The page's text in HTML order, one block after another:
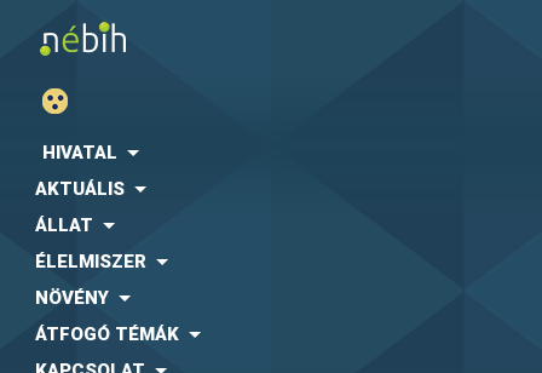
HIVATAL
AKTUÁLIS
ÁLLAT
ÉLELMISZER
NÖVÉNY
ÁTFOGÓ TÉMÁK